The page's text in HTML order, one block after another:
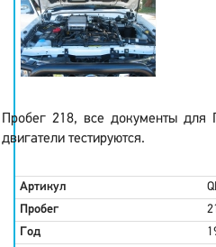
Пробег 218, все документы
двигатели тестируются.
Артикул
Пробег
Год